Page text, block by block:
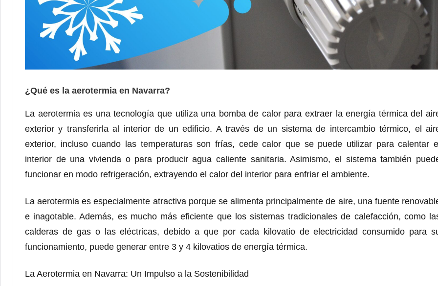
¿Qué es la aerotermia en Navarra?
La aerotermia es una tecnología que utiliza una bomba de calor para extraer la energía térmica del
exterior y transferirla al interior de un edificio. A través de un sistema de intercambio térmico, el
exterior, incluso cuando las temperaturas son frías, cede calor que se puede utilizar para calentar el
interior de una vivienda o para producir agua caliente sanitaria. Asimismo, el sistema también
funcionar en modo refrigeración, extrayendo el calor del interior para enfriar el ambiente.
La aerotermia es especialmente atractiva porque se alimenta principalmente de aire, una fuente
e inagotable. Además, es mucho más eficiente que los sistemas tradicionales de calefacción, como
calderas de gas o las eléctricas, debido a que por cada kilovatio de electricidad consumido para
funcionamiento, puede generar entre 3 y 4 kilovatios de energía térmica.
La Aerotermia en Navarra: Un Impulso a la Sostenibilidad